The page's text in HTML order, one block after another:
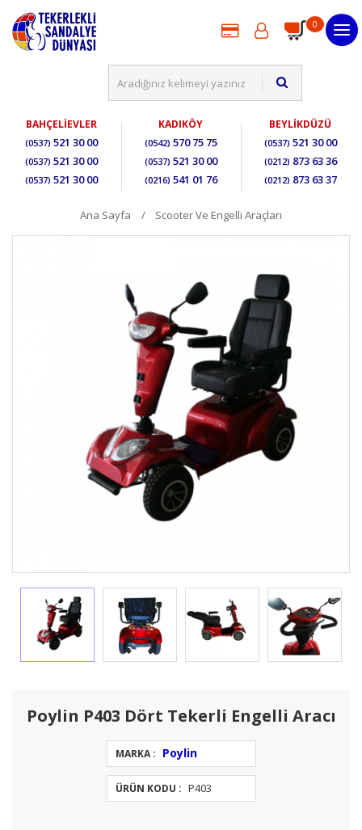
0
BAHÇELİEVLER
(0537) 521 30 00
(0537) 521 30 00
(0537) 521 30 00
KADIKÖY
(0542) 570 75 75
(0537) 521 30 00
(0216) 541 01 76
BEYLİKDÜZÜ
(0537) 521 30 00
(0212) 873 63 36
(0212) 873 63 37
Ana Sayfa Scooter Ve Engelli Araçları
Poylin P403 Dört Tekerli Engelli Aracı
MARKA : Poylin
ÜRÜN KODU : P403